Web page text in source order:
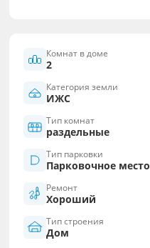
Комнат в доме
2
Категория земли
ИЖС
Тип комнат
раздельные
Тип парковки
Парковочное место
Ремонт
Хороший
Тип строения
Дом